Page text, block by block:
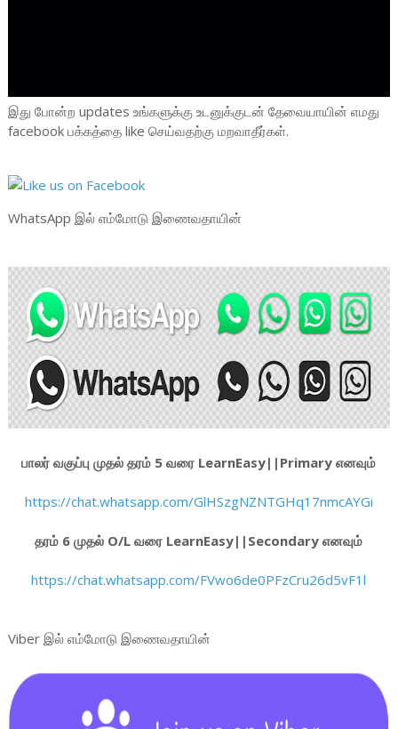
இது போன்ற updates உங்களுக்கு உடனுக்குடன் தேவையாயின் எமது
facebook பக்கத்தை like செய்வதற்கு மறவாதீர்கள்.
WhatsApp இல் எம்மோடு இணைவதாயின்
பாலர் வகுப்பு முதல் தரம் 5 வரை LearnEasy||Primary எனவும்
https://chat.whatsapp.com/GlHSzgNZNTGHq17nmcAYGi
தரம் 6 முதல் O/L வரை LearnEasy||Secondary எனவும்
https://chat.whatsapp.com/FVwo6de0PFzCru26d5vF1l
Viber இல் எம்மோடு இணைவதாயின்